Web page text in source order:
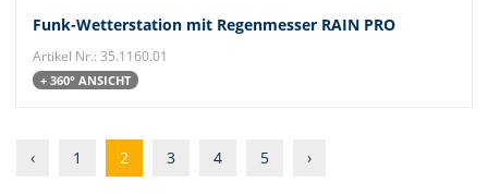
Funk-Wetterstation mit Regenmesser RAIN PRO
Artikel Nr.: 35.1160.01
+ 360° ANSICHT
‹ 1 2 3 4 5 ›